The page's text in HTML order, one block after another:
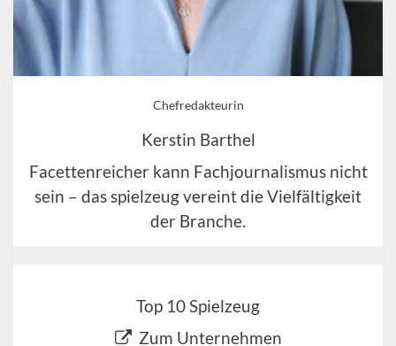
Chefredakteurin
Kerstin Barthel
Facettenreicher kann Fachjournalismus nicht
sein – das spielzeug vereint die Vielfältigkeit
der Branche.
Top 10 Spielzeug
Zum Unternehmen